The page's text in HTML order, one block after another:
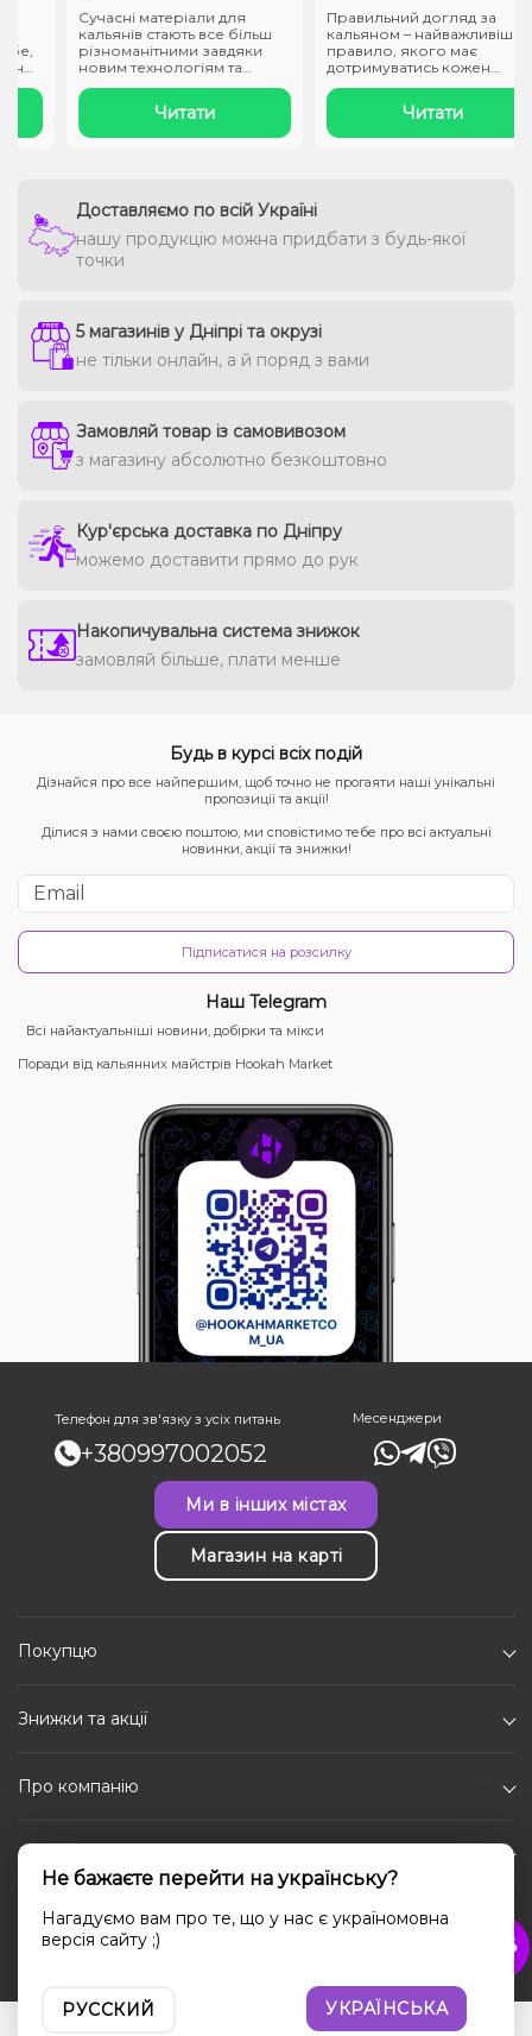
Сучасні матеріали для
кальянів стають все більш
різноманітними завдяки
новим технологіям та
Читати
Правильний догляд за
кальяном – найважливіше
правило, якого має
дотримуватись кожен
Читати
Доставляємо по всій Україні
нашу продукцію можна придбати з будь-якої
точки
5 магазинів у Дніпрі та окрузі
не тільки онлайн, а й поряд з вами
Замовляй товар із самовивозом
з магазину абсолютно безкоштовно
Кур'єрська доставка по Дніпру
можемо доставити прямо до рук
Накопичувальна система знижок
замовляй більше, плати менше
Будь в курсі всіх подій
Дізнайся про все найпершим, щоб точно не прогаяти наші унікальні
пропозиції та акції!
Ділися з нами своєю поштою, ми сповістимо тебе про всі актуальні
новинки, акції та знижки!
Підписатися на розсилку
Наш Telegram
Всі найактуальніші новини, добірки та мікси
Поради від кальянних майстрів Hookah Market
Телефон для зв'язку з усіх питань
+380997002052
Месенджери
Ми в інших містах
Магазин на карті
Покупцю
Знижки та акції
Про компанію
Каталог
Соціальні мережі
Не бажаєте перейти на українську?
Нагадуємо вам про те, що у нас є україномовна
версія сайту ;)
РУССКИЙ УКРАЇНСЬКА